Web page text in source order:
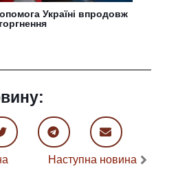
Україні впродовж
Наступна новина